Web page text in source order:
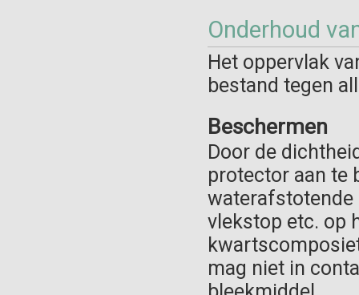
Onderhoud
Het oppervlak
bestand tegen
Beschermen
Door de
protector aan te
waterafstotende
vlekstop etc. op
mag niet in